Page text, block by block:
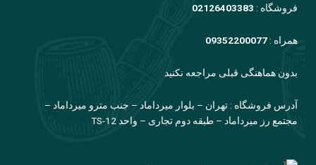
فروشگاه : 02126403383
همراه : 09352200077
بدون هماهنگی قبلی مراجعه نکنید
آدرس فروشگاه : تهران – بلوار میرداماد – جنب مترو میرداماد –
مجتمع رز میرداماد – طبقه دوم تجاری – واحد TS-12